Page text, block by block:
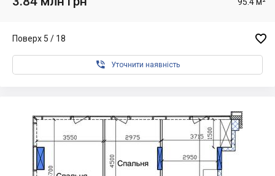
Поверх 5 / 18 
 Уточнити наявність